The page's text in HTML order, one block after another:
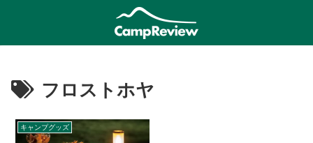
フロストホヤ
キャンプグッズ